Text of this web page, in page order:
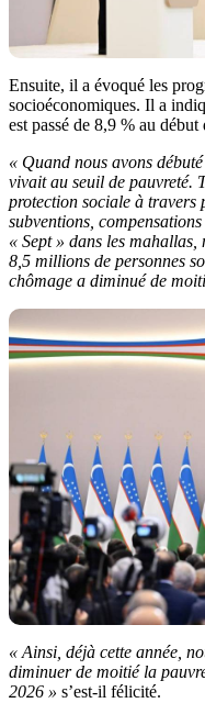
Ensuite, il a évoqué les
socioéconomiques. Il a
est passé de 8,9 % au début
« Quand nous avons
vivait au seuil de pauvreté.
protection sociale à travers
subventions,
« Sept » dans les mahallas,
8,5 millions de personnes
chômage a diminué de
« Ainsi, déjà cette année,
diminuer de moitié la
2026 » s’est-il félicité.